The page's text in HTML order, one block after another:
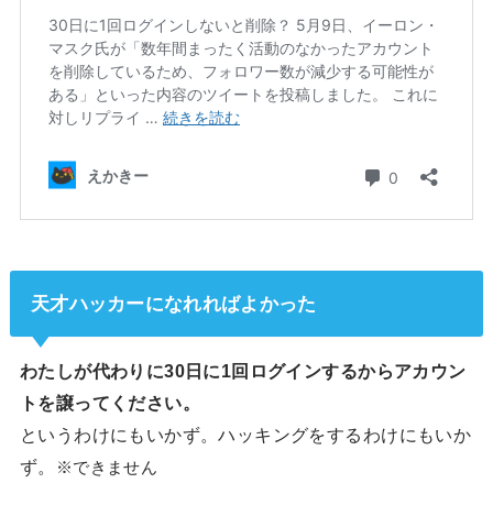
天才ハッカーになれればよかった
わたしが代わりに30日に1回ログインするからアカウン
トを譲ってください。
というわけにもいかず。ハッキングをするわけにもいか
ず。
※できません